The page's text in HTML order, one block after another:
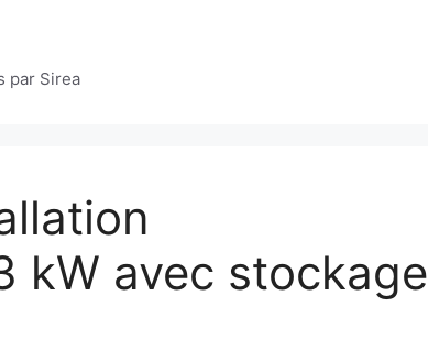
par Sirea
kW avec stockage